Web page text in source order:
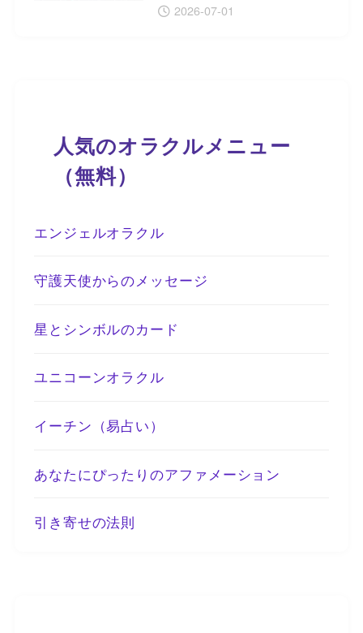
2026-07-01
人気のオラクルメニュー
（無料）
エンジェルオラクル
守護天使からのメッセージ
星とシンボルのカード
ユニコーンオラクル
イーチン（易占い）
あなたにぴったりのアファメーション
引き寄せの法則